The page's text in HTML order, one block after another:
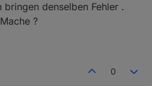
denselben Fehler .
?
0